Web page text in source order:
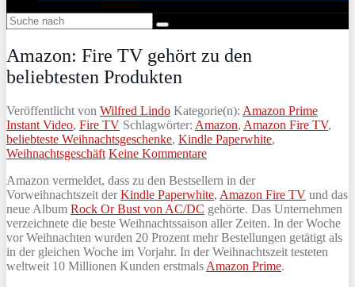
Amazon: Fire TV gehört zu den
beliebtesten Produkten
Veröffentlicht von Wilfred Lindo Kategorie(n): Amazon Prime
Instant Video, Fire TV Schlagwörter: Amazon, Amazon Fire TV,
beliebteste Weihnachtsgeschenke, Kindle Paperwhite,
Weihnachtsgeschäft Keine Kommentare
Amazon vermeldet, dass zu den Bestsellern in der
Vorweihnachtszeit derKindle Paperwhite, Amazon Fire TV und das
neue Album Rock Or Bust von AC/DC gehörte. Das Unternehmen
verzeichnete die beste Weihnachtssaison aller Zeiten. In der Woche
vor Weihnachten wurden 20 Prozent mehr Bestellungen getätigt als
in der gleichen Woche im Vorjahr. In der Weihnachtszeit testeten
weltweit 10 Millionen Kunden erstmals Amazon Prime.